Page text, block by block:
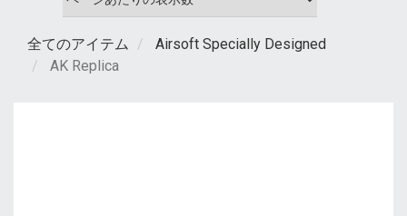
全てのアイテム
Airsoft Specially Designed
AK Replica